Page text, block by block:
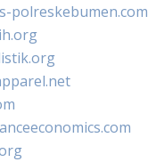
polreskebumen.com